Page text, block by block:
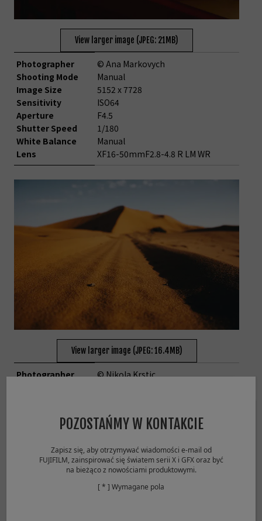
View larger image (JPEG: 21MB)
Photographer
Shooting Mode
Image Size
Sensitivity
Aperture
Shutter Speed
White Balance
Lens
© Ana Markovych
Manual
5152 x 7728
ISO64
F4.5
1/180
Manual
XF16-50mmF2.8-4.8 R LM WR
View larger image (JPEG: 16.4MB)
Photographer
White Balance
© Nikola Krstic
ISO200
F4
AUTO
XF16-50mmF2.8-4.8 R LM WR
POZOSTAŃMY W KONTAKCIE
Zapisz się, aby otrzymywać wiadomości e-mail od
FUJIFILM, zainspirować się światem serii X i GFX oraz być
na bieżąco z nowościami produktowymi.
[ * ] Wymagane pola